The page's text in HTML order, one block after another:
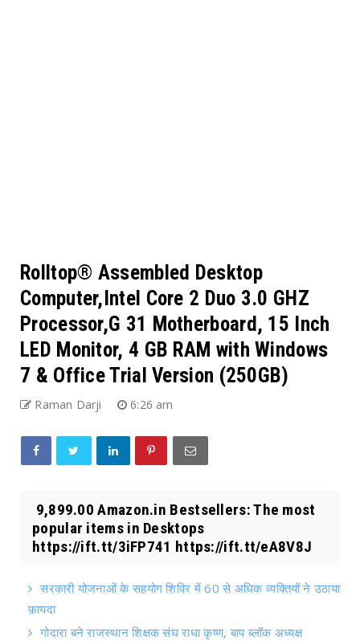
Rolltop® Assembled Desktop
Computer,Intel Core 2 Duo 3.0 GHZ
Processor,G 31 Motherboard, 15 Inch
LED Monitor, 4 GB RAM with Windows
7 & Office Trial Version (250GB)
Raman Darji 6:26 am
₹ 9,899.00 Amazon.in Bestsellers: The most
popular items in Desktops
https://ift.tt/3iFP741 https://ift.tt/eA8V8J
सरकारी योजनाओं के सहयोग शिविर में 60 से अधिक व्यक्तियों ने उठाया
फ़ायदा
गोदारा बने राजस्थान शिक्षक संघ राधा कृष्ण, बाप ब्लॉक अध्यक्ष